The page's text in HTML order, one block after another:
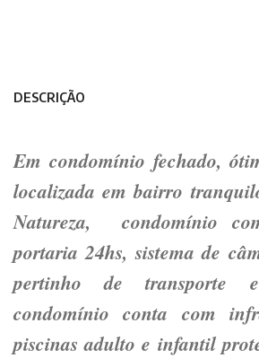
DESCRIÇÃO
Em condomínio fechado,
localizada em bairro
Natureza, condomínio
portaria 24hs, sistema de
pertinho de transporte
condomínio conta com
piscinas adulto e infantil